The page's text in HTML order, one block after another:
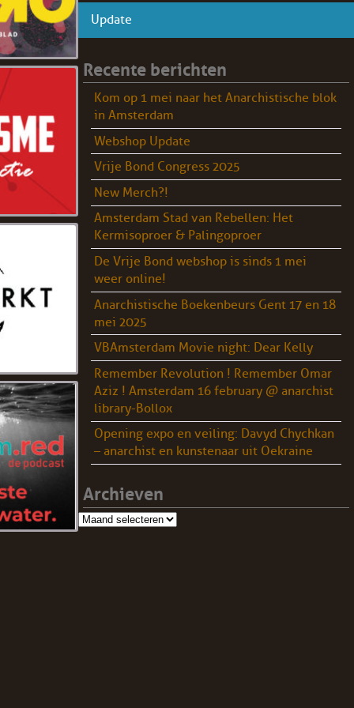
Update
Recente berichten
Kom op 1 mei naar het Anarchistische blok
in Amsterdam
Webshop Update
Vrije Bond Congress 2025
New Merch?!
Amsterdam Stad van Rebellen: Het
Kermisoproer & Palingoproer
De Vrije Bond webshop is sinds 1 mei
weer online!
Anarchistische Boekenbeurs Gent 17 en 18
mei 2025
VBAmsterdam Movie night: Dear Kelly
Remember Revolution ! Remember Omar
Aziz ! Amsterdam 16 february @ anarchist
library-Bollox
Opening expo en veiling: Davyd Chychkan
– anarchist en kunstenaar uit Oekraine
Archieven
Archieven